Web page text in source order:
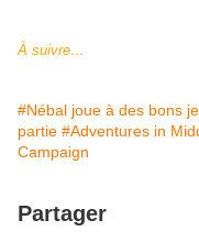
À suivre…
#Nébal joue à des bons
partie #Adventures in
Campaign
Partager